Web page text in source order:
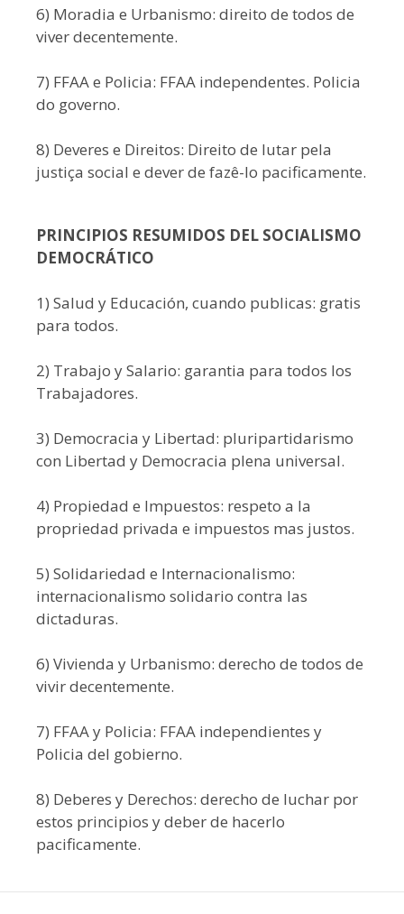
6) Moradia e Urbanismo: direito de todos de
viver decentemente.
7) FFAA e Policia: FFAA independentes. Policia
do governo.
8) Deveres e Direitos: Direito de lutar pela
justiça social e dever de fazê-lo pacificamente.
PRINCIPIOS RESUMIDOS DEL SOCIALISMO
DEMOCRÁTICO
1) Salud y Educación, cuando publicas: gratis
para todos.
2) Trabajo y Salario: garantia para todos los
Trabajadores.
3) Democracia y Libertad: pluripartidarismo
con Libertad y Democracia plena universal.
4) Propiedad e Impuestos: respeto a la
propriedad privada e impuestos mas justos.
5) Solidariedad e Internacionalismo:
internacionalismo solidario contra las
dictaduras.
6) Vivienda y Urbanismo: derecho de todos de
vivir decentemente.
7) FFAA y Policia: FFAA independientes y
Policia del gobierno.
8) Deberes y Derechos: derecho de luchar por
estos principios y deber de hacerlo
pacificamente.